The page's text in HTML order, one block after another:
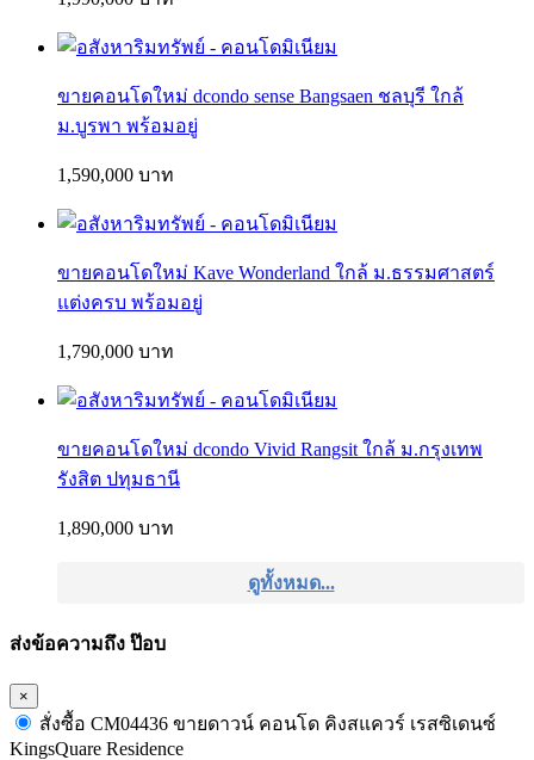
ขายคอนโดใหม่ dcondo sense Bangsaen ชลบุรี ใกล้
ม.บูรพา พร้อมอยู่
1,590,000 บาท
ขายคอนโดใหม่ Kave Wonderland ใกล้ ม.ธรรมศาสตร์
แต่งครบ พร้อมอยู่
1,790,000 บาท
ขายคอนโดใหม่ dcondo Vivid Rangsit ใกล้ ม.กรุงเทพ
รังสิต ปทุมธานี
1,890,000 บาท
ดูทั้งหมด...
ส่งข้อความถึง ป๊อบ
×
สั่งซื้อ CM04436 ขายดาวน์ คอนโด คิงสแควร์ เรสซิเดนซ์
KingsQuare Residence